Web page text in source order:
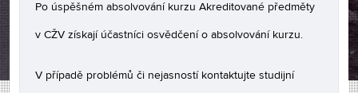
Po úspěšném absolvování kurzu Akreditované předměty
v CŽV získají účastníci osvědčení o absolvování kurzu.
V případě problémů či nejasností kontaktujte studijní